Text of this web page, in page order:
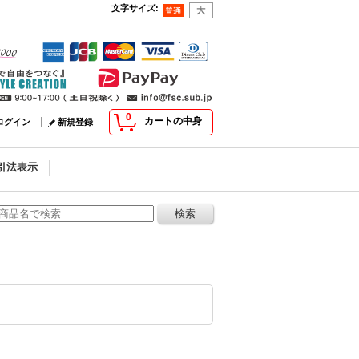
文字サイズ:
0 カートの中身
グイン 新規登録
法表示